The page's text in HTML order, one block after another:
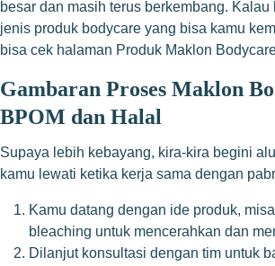
besar dan masih terus berkembang.
jenis produk bodycare yang bisa kamu
bisa cek halaman Produk Maklon
Gambaran Proses Maklon
BPOM dan Halal
Supaya lebih kebayang, kira-kira begini
kamu lewati ketika kerja sama dengan
Kamu datang dengan ide produk,
bleaching untuk mencerahkan dan
Dilanjut konsultasi dengan tim untuk